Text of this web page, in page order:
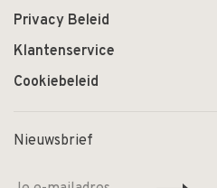
Privacy Beleid
Klantenservice
Cookiebeleid
Nieuwsbrief